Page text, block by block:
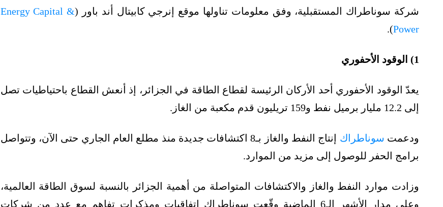
شركة سوناطراك المستقبلية، وفق معلومات تناولها موقع إنرجي كابيتال أند باور (Energy Capital &
Power
).
1) الوقود الأحفوري
يعدّ الوقود الأحفوري أحد الأركان الرئيسة لقطاع الطاقة في الجزائر، إذ أنعش القطاع باحتياطيات تصل
إلى 12.2 مليار برميل نفط و159 تريليون قدم مكعبة من الغاز.
ودعمت سوناطراك
إنتاج النفط والغاز بـ8 اكتشافات جديدة منذ مطلع العام الجاري حتى الآن، وتتواصل
برامج الحفر للوصول إلى مزيد من الموارد.
وزادت موارد النفط والغاز والاكتشافات المتواصلة من أهمية الجزائر بالنسبة لسوق الطاقة العالمية،
وعلى مدار الأشهر الـ6 الماضية وقّعت سوناطراك اتفاقيات ومذكرات تفاهم مع عدد من شركات